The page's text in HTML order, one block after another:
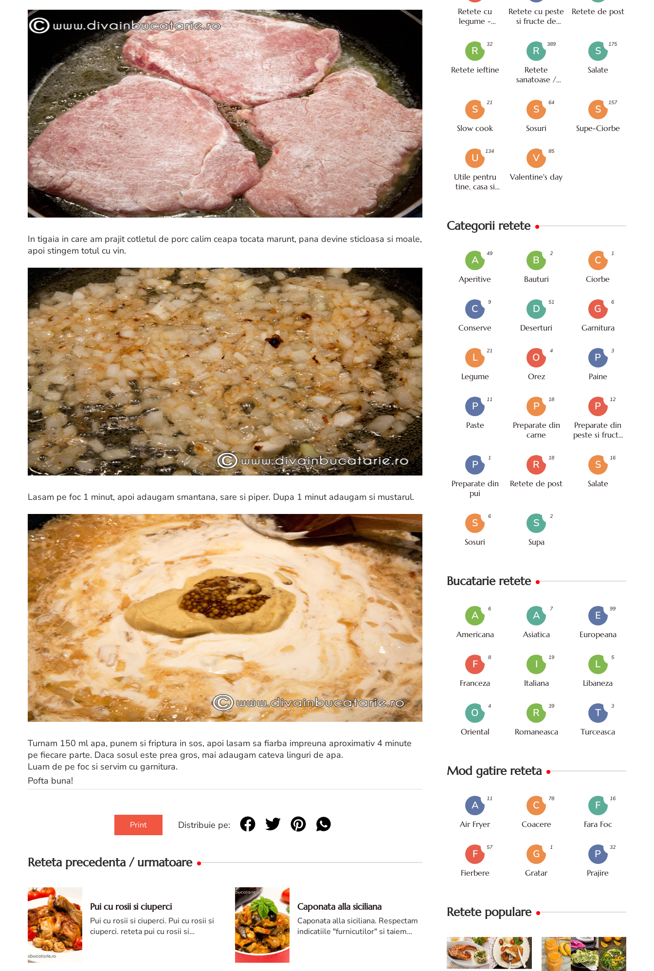
In tigaia in care am prajit cotletul de porc calim ceapa tocata marunt, pana devine sticloasa si moale,
apoi stingem totul cu vin.
Lasam pe foc 1 minut, apoi adaugam smantana, sare si piper. Dupa 1 minut adaugam si mustarul.
Turnam 150 ml apa, punem si friptura in sos, apoi lasam sa fiarba impreuna aproximativ 4 minute
pe fiecare parte. Daca sosul este prea gros, mai adaugam cateva linguri de apa.
Luam de pe foc si servim cu garnitura.
Pofta buna!
Print Distribuie pe:
Reteta precedenta / urmatoare
Pui cu rosii si ciuperci
Pui cu rosii si ciuperci. Pui cu rosii si
ciuperci. reteta pui cu rosii si
Caponata alla siciliana
Caponata alla siciliana. Respectam
indicatiile "furnicutilor" si taiem
Retete cu
legume -
Retete cu peste
si fructe de
Retete de post
R
Retete ieftine
32
R
Retete
sanatoase /
389
S
Salate
175
S
Slow cook
21
S
Sosuri
64
S
Supe-Ciorbe
157
U
Utile pentru
tine, casa si
134
V
Valentine's day
85
Categorii retete
A
Aperitive
49
B
Bauturi
2
C
Ciorbe
1
C
Conserve
9
D
Deserturi
51
G
Garnitura
6
L
Legume
21
O
Orez
4
P
Paine
3
P
Paste
11
P
Preparate din
carne
18
P
Preparate din
peste si fructe
12
P
Preparate din
pui
1
R
Retete de post
18
S
Salate
16
S
Sosuri
6
S
Supa
2
Bucatarie retete
A
Americana
6
A
Asiatica
7
E
Europeana
99
F
Franceza
8
I
Italiana
19
L
Libaneza
5
O
Oriental
4
R
Romaneasca
39
T
Turceasca
3
Mod gatire reteta
A
Air Fryer
11
C
Coacere
78
F
Fara Foc
16
F
Fierbere
57
G
Gratar
1
P
Prajire
32
Retete populare